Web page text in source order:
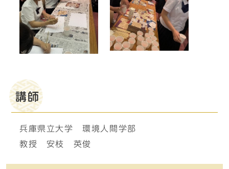
講師
兵庫県立大学 環境人間学部
教授 安枝 英俊